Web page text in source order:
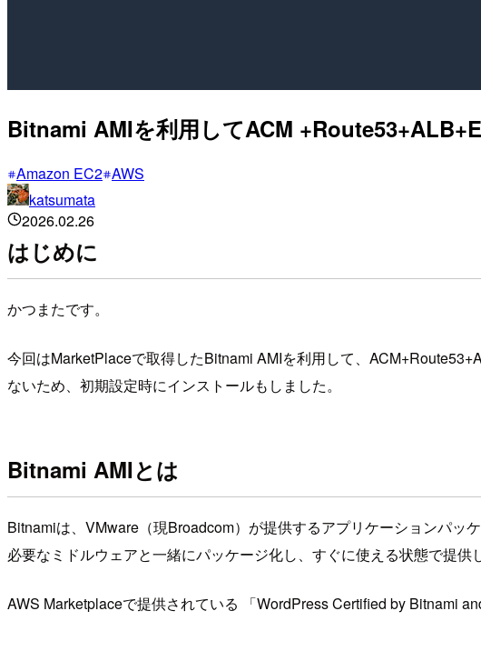
Bitnami AMIを利用してACM
Amazon EC2 AWS
katsumata
2026.02.26
はじめに
かつまたです。
今回はMarketPlaceで取得したBitnami AMIを利用して、
ないため、初期設定時にインストールもしました。
Bitnami AMIとは
Bitnamiは、VMware（現Broadcom）が提供するアプリケーションパッ
必要なミドルウェアと一緒にパッケージ化し、すぐに使える状態で提供
AWS Marketplaceで提供されている 「WordPress Certified by Bitnami